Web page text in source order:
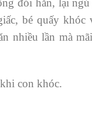
đói hẳn, lại
bé quấy khóc
nhiều lần mà
con khóc.